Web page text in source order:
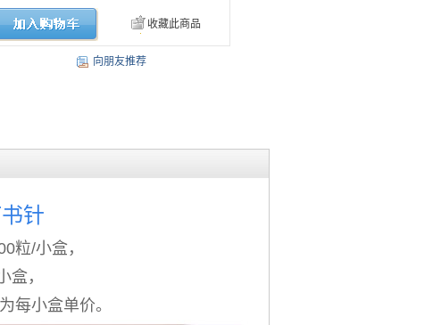
收藏此商品
向朋友推荐
针
粒/小盒，
盒，
每小盒单价。